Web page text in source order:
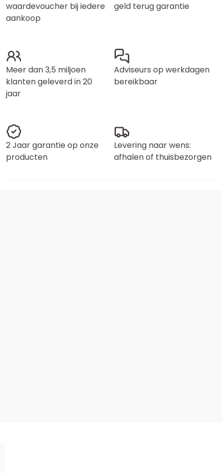
waardevoucher bij iedere
aankoop
geld terug garantie
Meer dan 3,5 miljoen
klanten geleverd in 20
jaar
Adviseurs op werkdagen
bereikbaar
2 Jaar garantie op onze
producten
Levering naar wens:
afhalen of thuisbezorgen